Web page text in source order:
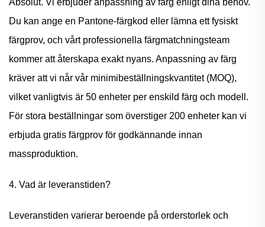
Du kan ange en Pantone-färgkod eller lämna ett fysiskt
färgprov, och vårt professionella färgmatchningsteam
kommer att återskapa exakt nyans. Anpassning av färg
kräver att vi når vår minimibeställningskvantitet (MOQ),
vilket vanligtvis är 50 enheter per enskild färg och modell.
För stora beställningar som överstiger 200 enheter kan vi
erbjuda gratis färgprov för godkännande innan
massproduktion.
4. Vad är leveranstiden?
Leveranstiden varierar beroende på orderstorlek och